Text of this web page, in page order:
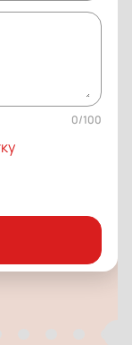
0/100